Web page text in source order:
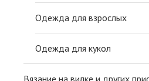
Одежда для взрослых
Одежда для кукол